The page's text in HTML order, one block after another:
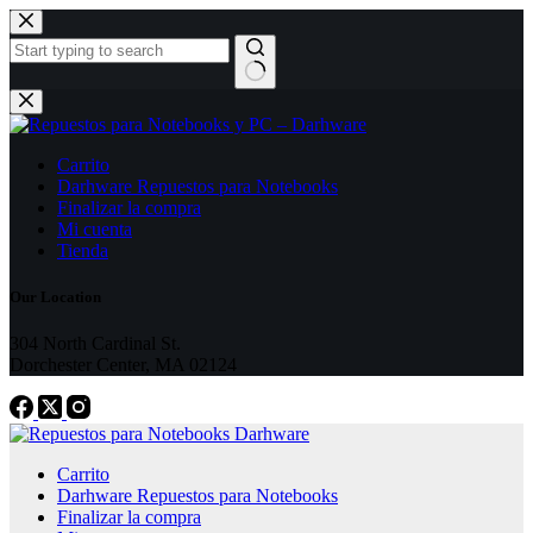
Skip
to
content
No
results
Carrito
Darhware Repuestos para Notebooks
Finalizar la compra
Mi cuenta
Tienda
Our Location
304 North Cardinal St.
Dorchester Center, MA 02124
Carrito
Darhware Repuestos para Notebooks
Finalizar la compra